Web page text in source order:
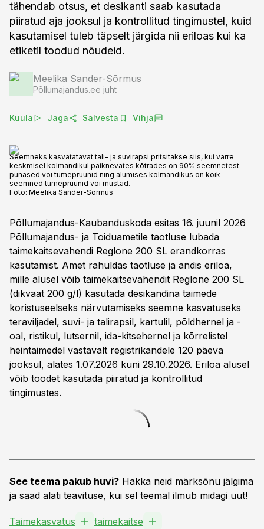
tähendab otsus, et desikanti saab kasutada
piiratud aja jooksul ja kontrollitud tingimustel, kuid
kasutamisel tuleb täpselt järgida nii eriloas kui ka
etiketil toodud nõudeid.
Meelika Sander-Sõrmus
Põllumajandus.ee juht
Kuula Jaga Salvesta Vihja
Seemneks kasvatatavat tali- ja suvirapsi pritsitakse siis, kui varre
keskmisel kolmandikul paiknevates kõtrades on 90% seemnetest
punased või tumepruunid ning alumises kolmandikus on kõik
seemned tumepruunid või mustad.
Foto: Meelika Sander-Sõrmus
Põllumajandus-Kaubanduskoda esitas 16. juunil 2026
Põllumajandus- ja Toiduametile taotluse lubada
taimekaitsevahendi Reglone 200 SL erandkorras
kasutamist. Amet rahuldas taotluse ja andis eriloa,
mille alusel võib taimekaitsevahendit Reglone 200 SL
(dikvaat 200 g/l) kasutada desikandina taimede
koristuseelseks närvutamiseks seemne kasvatuseks
teraviljadel, suvi- ja talirapsil, kartulil, põldhernel ja -
oal, ristikul, lutsernil, ida-kitsehernel ja kõrrelistel
heintaimedel vastavalt registrikandele 120 päeva
jooksul, alates 1.07.2026 kuni 29.10.2026. Eriloa alusel
võib toodet kasutada piiratud ja kontrollitud
tingimustes.
See teema pakub huvi? Hakka neid märksõnu jälgima
ja saad alati teavituse, kui sel teemal ilmub midagi uut!
Taimekasvatus taimekaitse